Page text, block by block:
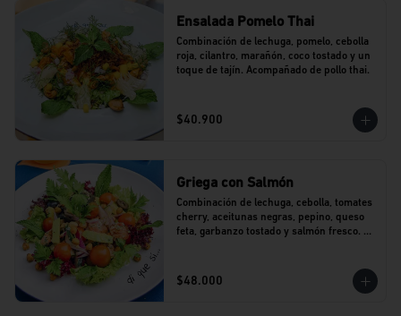
Ensalada Pomelo Thai
Combinación de lechuga, pomelo, cebolla
roja, cilantro, marañón, coco tostado y un
toque de tajín. Acompañado de pollo thai.
$40.900
Griega con Salmón
Combinación de lechuga, cebolla, tomates
cherry, aceitunas negras, pepino, queso
feta, garbanzo tostado y salmón fresco.
$48.000